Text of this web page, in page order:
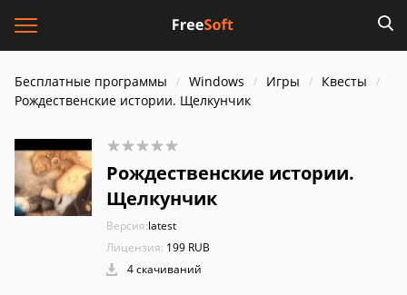
Бесплатные программы Windows Игры
Квесты
Рождественские истории. Щелкунчик
Рождественские истории.
Щелкунчик
Версия:latest
Лицензия: 199 RUB
4 скачиваний